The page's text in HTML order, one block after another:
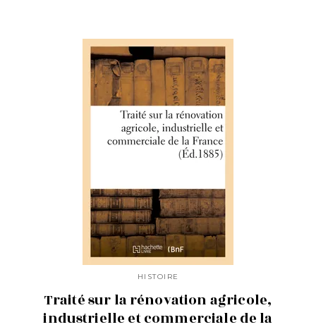
HISTOIRE
Traité sur la rénovation agricole,
industrielle et commerciale de la